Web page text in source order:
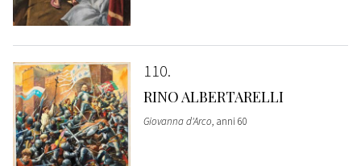
110
RINO ALBERTARELLI
Giovanna d'Arco, anni 60